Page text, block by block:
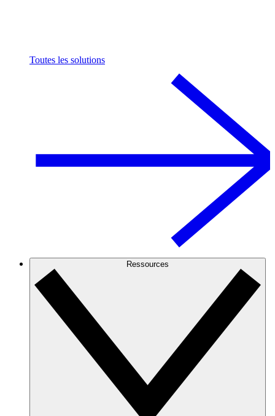
Toutes les solutions
Ressources